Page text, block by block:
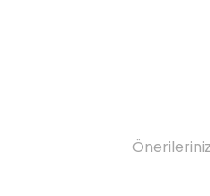
Önerileriniz